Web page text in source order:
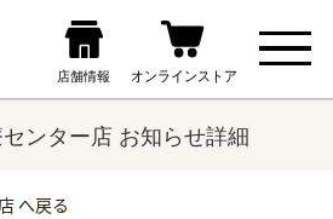
ンター店 お知らせ詳細
へ戻る